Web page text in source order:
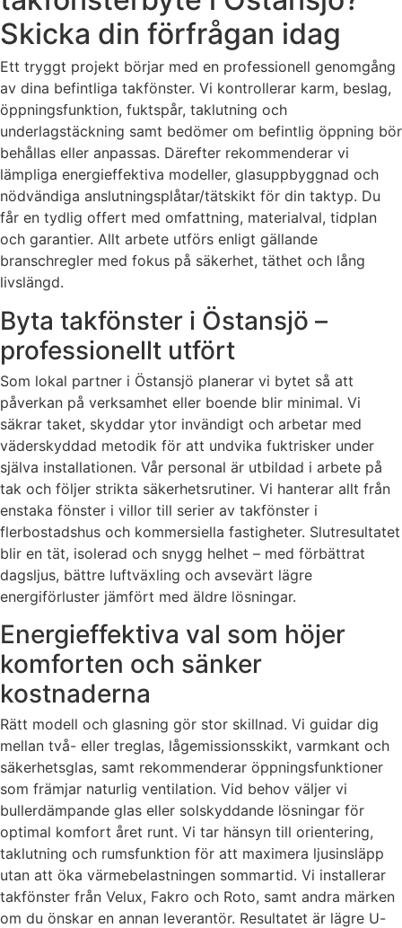
Skicka din förfrågan idag
Ett tryggt projekt börjar med en professionell genomgång
av dina befintliga takfönster. Vi kontrollerar karm, beslag,
öppningsfunktion, fuktspår, taklutning och
underlagstäckning samt bedömer om befintlig öppning bör
behållas eller anpassas. Därefter rekommenderar vi
lämpliga energieffektiva modeller, glasuppbyggnad och
nödvändiga anslutningsplåtar/tätskikt för din taktyp. Du
får en tydlig offert med omfattning, materialval, tidplan
och garantier. Allt arbete utförs enligt gällande
branschregler med fokus på säkerhet, täthet och lång
livslängd.
Byta takfönster i Östansjö –
professionellt utfört
Som lokal partner i Östansjö planerar vi bytet så att
påverkan på verksamhet eller boende blir minimal. Vi
säkrar taket, skyddar ytor invändigt och arbetar med
väderskyddad metodik för att undvika fuktrisker under
själva installationen. Vår personal är utbildad i arbete på
tak och följer strikta säkerhetsrutiner. Vi hanterar allt från
enstaka fönster i villor till serier av takfönster i
flerbostadshus och kommersiella fastigheter. Slutresultatet
blir en tät, isolerad och snygg helhet – med förbättrat
dagsljus, bättre luftväxling och avsevärt lägre
energiförluster jämfört med äldre lösningar.
Energieffektiva val som höjer
komforten och sänker
kostnaderna
Rätt modell och glasning gör stor skillnad. Vi guidar dig
mellan två- eller treglas, lågemissionsskikt, varmkant och
säkerhetsglas, samt rekommenderar öppningsfunktioner
som främjar naturlig ventilation. Vid behov väljer vi
bullerdämpande glas eller solskyddande lösningar för
optimal komfort året runt. Vi tar hänsyn till orientering,
taklutning och rumsfunktion för att maximera ljusinsläpp
utan att öka värmebelastningen sommartid. Vi installerar
takfönster från Velux, Fakro och Roto, samt andra märken
om du önskar en annan leverantör. Resultatet är lägre U-